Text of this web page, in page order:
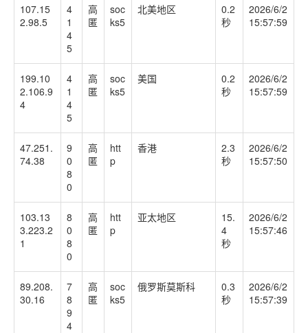
107.15
2.98.5
4
1
4
5
高
匿
soc
ks5
北美地区
0.2
秒
2026/6/2
15:57:59
199.10
2.106.9
4
4
1
4
5
高
匿
soc
ks5
美国
0.2
秒
2026/6/2
15:57:59
47.251.
74.38
9
0
8
0
高
匿
htt
p
香港
2.3
秒
2026/6/2
15:57:50
103.13
3.223.2
1
8
0
8
0
高
匿
htt
p
亚太地区
15.
4
秒
2026/6/2
15:57:46
89.208.
30.16
7
8
9
4
高
匿
soc
ks5
俄罗斯莫斯科
0.3
秒
2026/6/2
15:57:39